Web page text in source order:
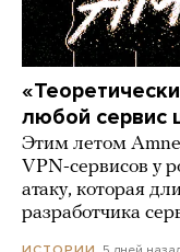
любой сервис
Этим летом
VPN-сервисов у
атаку, которая
разработчика